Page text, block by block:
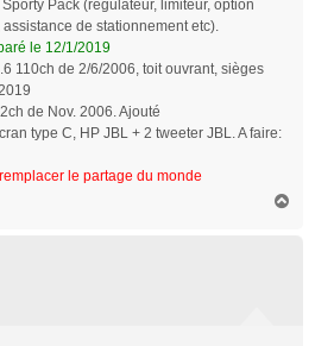
Pack (regulateur, limiteur, option
de stationnement etc).
le 12/1/2019
110ch de 2/6/2006, toit ouvrant, sièges
de Nov. 2006. Ajouté
type C, HP JBL + 2 tweeter JBL. A faire:
le partage du monde